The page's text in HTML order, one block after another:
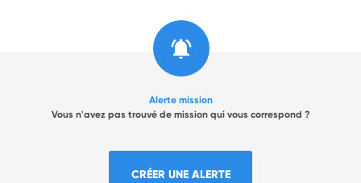
Alerte mission
Vous n'avez pas trouvé de mission qui vous correspond ?
CRÉER UNE ALERTE